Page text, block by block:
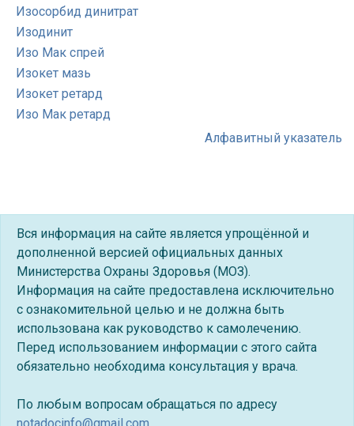
Изосорбид динитрат
Изодинит
Изо Мак спрей
Изокет мазь
Изокет ретард
Изо Мак ретард
Алфавитный указатель
Вся информация на сайте является упрощённой и
дополненной версией официальных данных
Министерства Охраны Здоровья (МОЗ).
Информация на сайте предоставлена исключительно
с ознакомительной целью и не должна быть
использована как руководство к самолечению.
Перед использованием информации с этого сайта
обязательно необходима консультация у врача.
По любым вопросам обращаться по адресу